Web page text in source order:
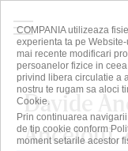
Davide
Ancelotti,
COMPANIA utilizeaza
experienta ta pe
mai recente modificari
persoanelor fizice in
privind libera circulatie a
nostru te rugam sa aloci
Cookie.
Prin continuarea
de tip cookie conform
moment setarile acestor